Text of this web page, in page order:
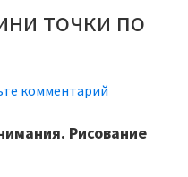
точки по
комментарий
Рисование